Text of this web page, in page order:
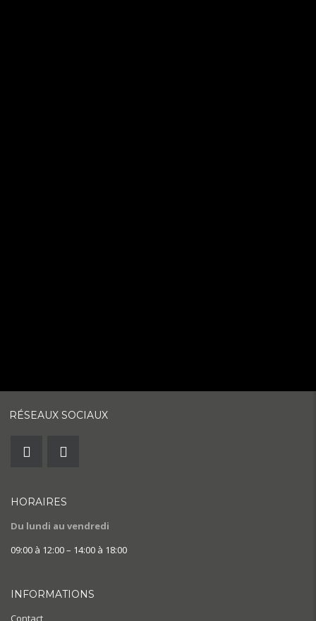
RÉSEAUX SOCIAUX
HORAIRES
Du lundi au vendredi
09:00 à 12:00 – 14:00 à 18:00
INFORMATIONS
Contact